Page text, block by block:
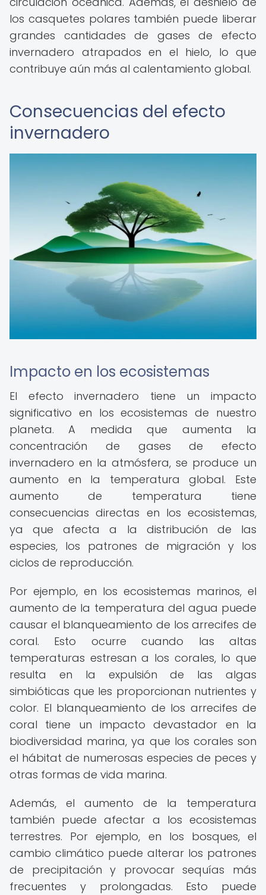
los casquetes polares también puede liberar
grandes cantidades de gases de efecto
invernadero atrapados en el hielo, lo que
contribuye aún más al calentamiento global.
Consecuencias del efecto
invernadero
Impacto en los ecosistemas
El efecto invernadero tiene un impacto
significativo en los ecosistemas de nuestro
planeta. A medida que aumenta la
concentración de gases de efecto
invernadero en la atmósfera, se produce un
aumento en la temperatura global. Este
aumento de temperatura tiene
consecuencias directas en los ecosistemas,
ya que afecta a la distribución de las
especies, los patrones de migración y los
ciclos de reproducción.
Por ejemplo, en los ecosistemas marinos, el
aumento de la temperatura del agua puede
causar el blanqueamiento de los arrecifes de
coral. Esto ocurre cuando las altas
temperaturas estresan a los corales, lo que
resulta en la expulsión de las algas
simbióticas que les proporcionan nutrientes y
color. El blanqueamiento de los arrecifes de
coral tiene un impacto devastador en la
biodiversidad marina, ya que los corales son
el hábitat de numerosas especies de peces y
otras formas de vida marina.
Además, el aumento de la temperatura
también puede afectar a los ecosistemas
terrestres. Por ejemplo, en los bosques, el
cambio climático puede alterar los patrones
de precipitación y provocar sequías más
frecuentes y prolongadas. Esto puede